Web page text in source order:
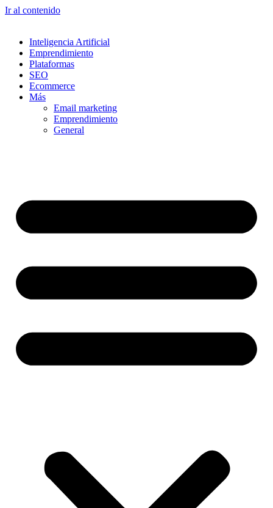
Ir al contenido
Inteligencia Artificial
Emprendimiento
Plataformas
SEO
Ecommerce
Más
Email marketing
Emprendimiento
General